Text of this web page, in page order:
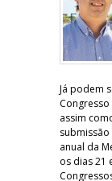
Já podem
assim
anual da
os dias 21